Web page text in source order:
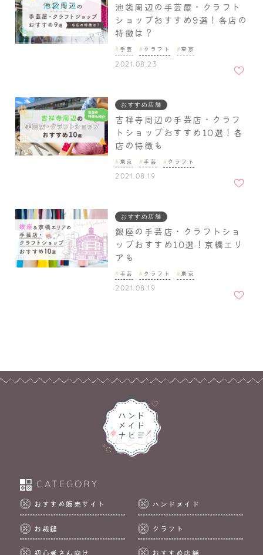
池袋周辺の手芸屋・クラフト
ショップおすすめ9選！各店の
特徴は？
手芸 クラフト 東京
2021.08.23
入りに
おすすめ店舗
吉祥寺周辺の手芸店・クラフ
トショップおすすめ10選！各
店の特徴も
東京 手芸 クラフト
2021.08.19
入りに
おすすめ店舗
銀座の手芸店・クラフトショ
ップおすすめ10選！京橋エリ
アも
手芸 クラフト 東京
2021.08.19
入りに
CATEGORY
おすすめ販売サイト ハンドメイド
お裁縫 クラフト
初心者さん向け おすすめ店舗